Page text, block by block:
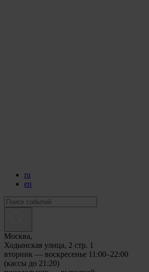
ru
en
Москва,
Ходынская улица, 2 стр. 1
вторник — воскресенье 11:00–22:00
(кассы до 21:20)